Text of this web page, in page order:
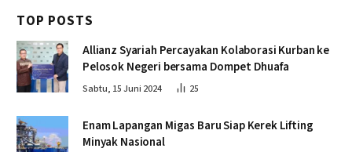
TOP POSTS
Allianz Syariah Percayakan Kolaborasi Kurban ke
Pelosok Negeri bersama Dompet Dhuafa
Sabtu, 15 Juni 2024 25
Enam Lapangan Migas Baru Siap Kerek Lifting
Minyak Nasional